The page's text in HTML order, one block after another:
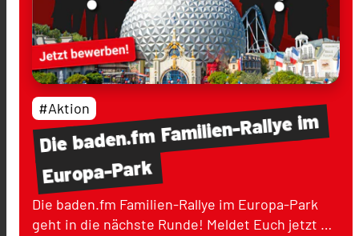
Diebaden.fmFamilien-Rallyeim
Europa-Park
#Aktion
Die baden.fm Familien-Rallye im Europa-Park
geht in die nächste Runde! Meldet Euch jetzt …